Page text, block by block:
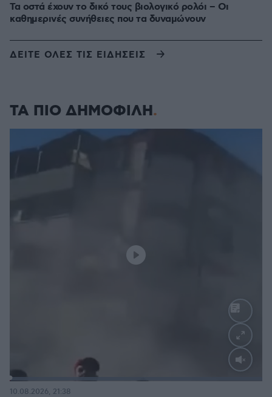
Τα οστά έχουν το δικό τους βιολογικό ρολόι – Οι
καθημερινές συνήθειες που τα δυναμώνουν
ΔΕΙΤΕ ΟΛΕΣ ΤΙΣ ΕΙΔΗΣΕΙΣ
ΤΑ ΠΙΟ ΔΗΜΟΦΙΛΗ
Loaded
10.08.2026, 21:38